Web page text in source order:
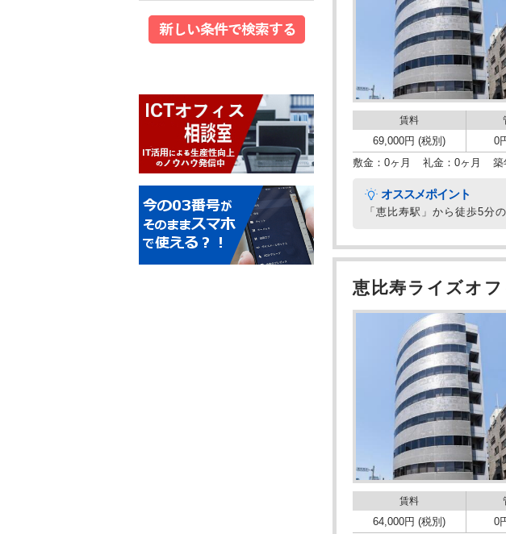
賃料
69,000円 (税別) 0
敷金：0ヶ月
礼金：0ヶ月 築
オススメポイント
「恵比寿駅」から徒歩5分
恵比寿ライズオ
賃料
64,000円 (税別) 0